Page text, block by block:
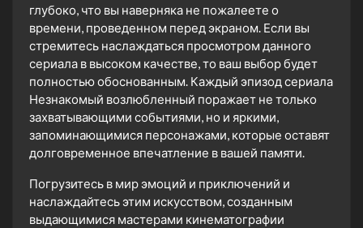
глубоко, что вы наверняка не пожалеете о
времени, проведенном перед экраном. Если вы
стремитесь наслаждаться просмотром данного
сериала в высоком качестве, то ваш выбор будет
полностью обоснованным. Каждый эпизод сериала
Незнакомый возлюбленный поражает не только
захватывающими событиями, но и яркими,
запоминающимися персонажами, которые оставят
долговременное впечатление в вашей памяти.
Погрузитесь в мир эмоций и приключений и
наслаждайтесь этим искусством, созданным
выдающимися мастерами кинематографии